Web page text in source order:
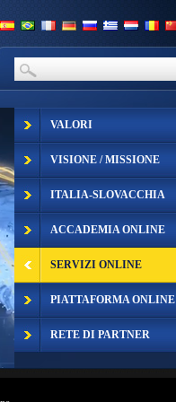
VALORI
VISIONE / MISSIONE
ITALIA-SLOVACCHIA
ACCADEMIA ONLINE
SERVIZI ONLINE
PIATTAFORMA ONLINE
RETE DI PARTNER